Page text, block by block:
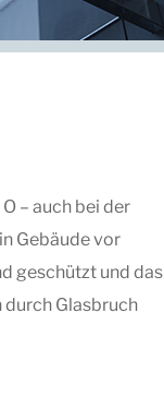
– auch bei der
Gebäude vor
geschützt und das
durch Glasbruch